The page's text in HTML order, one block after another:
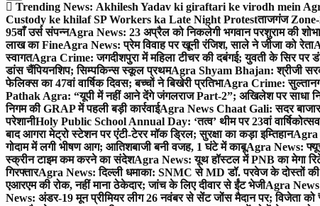
Trending News: Akhilesh Yadav ki giraftari ke virodh mein
Custody ke khilaf SP Workers ka Late Night Protestताजगंज Zone-
95वाँ उर्स संपन्नAgra News: 23 अप्रैल को निकलेगी भगवान परशुराम की
लाख का FineAgra News: प्रेम विवाह पर खूनी रंजिश, साले ने जीजा को रेता
स्वागतAgra Crime: जगदीशपुरा में महिला टीचर की दबंगई; युवती के सिर पर
डांस चैंपियनशिप; सिम्पकिन्स स्कूल प्रथमAgra Shyam Bhajan: श्रीजी
फेलिक्स का 47वां वार्षिक दिवस; बच्चों ने बिखेरी प्रतिभाAgra Crime:
Pathak Agra: “यूपी में नहीं आने देंगे जंगलराज Part-2”; अखिलेश पर साधा
निगम की GRAP में पहली बड़ी कार्रवाईAgra News Chaat Gali: सदर बाजार
परेशानीHoly Public School Annual Day: ‘तत्व’ थीम पर 23वां
बाद आगरा मेट्रो स्टेशन पर एंटी-टेरर मॉक ड्रिल; सुरक्षा का कड़ा इम्तिहानAgra
गोदाम में लगी भीषण आग; आतिशबाजी बनी वजह, 1 घंटे में काबूAgra News:
स्क्रीन टाइम कम करने का संदेशAgra News: यूथ हॉस्टल में PNB का मेगा
गिरफ्तारAgra News: दिल्ली धमाका: SNMC से MD डॉ. परवेज के दोस्तों
एआरएम की रोक, नहीं माना ठेकेदार; जांच के लिए दीवार से ईंट भेजीAgra
News: अंडर-19 मून प्रीमियर लीग 26 नवंबर से सेंट जोंस मैदान पर; विजेता को